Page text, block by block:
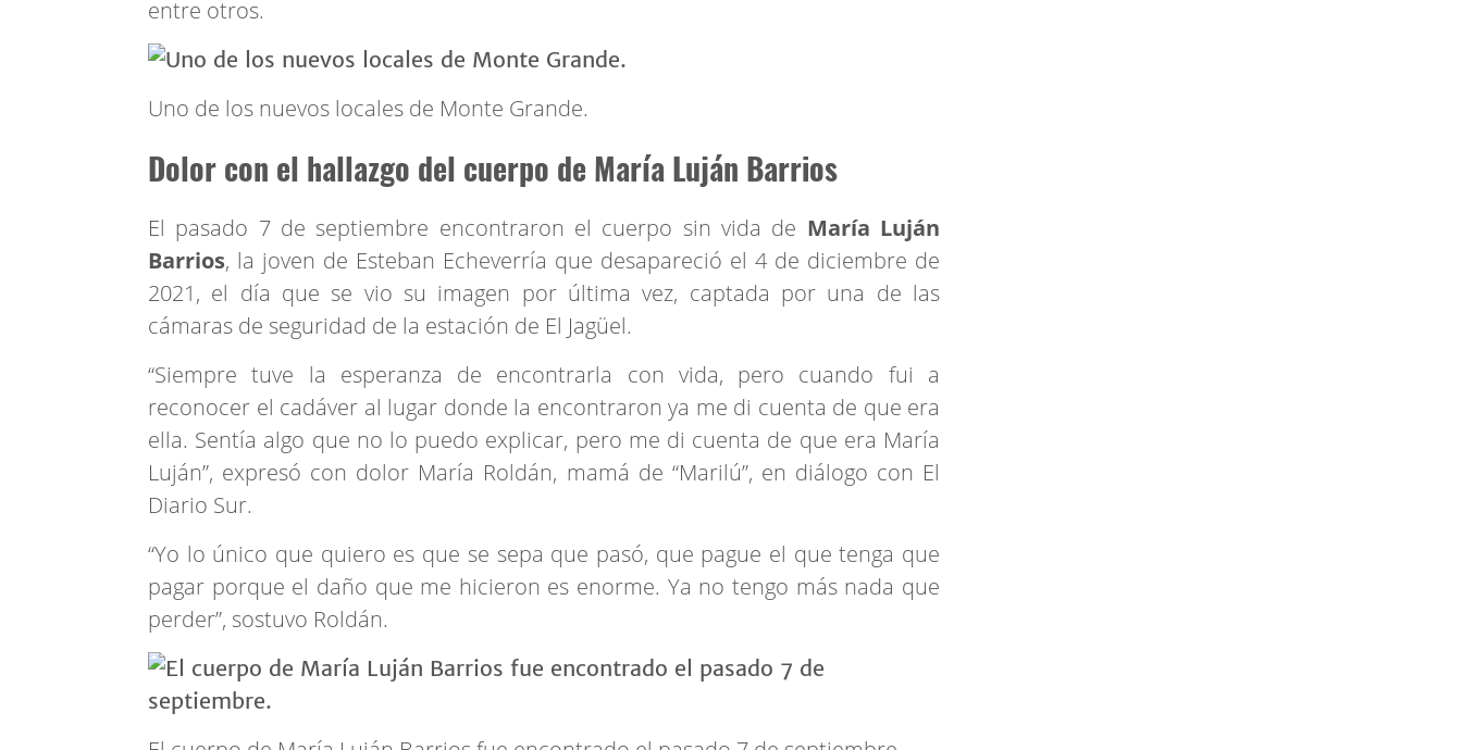
entre otros.
Uno de los nuevos locales de Monte Grande.
Dolor con el hallazgo del cuerpo de María Luján Barrios
El pasado 7 de septiembre encontraron el cuerpo sin vida de María Luján
Barrios, la joven de Esteban Echeverría que desapareció el 4 de diciembre de
2021, el día que se vio su imagen por última vez, captada por una de las
cámaras de seguridad de la estación de El Jagüel.
“Siempre tuve la esperanza de encontrarla con vida, pero cuando fui a
reconocer el cadáver al lugar donde la encontraron ya me di cuenta de que era
ella. Sentía algo que no lo puedo explicar, pero me di cuenta de que era María
Luján”, expresó con dolor María Roldán, mamá de “Marilú”, en diálogo con El
Diario Sur.
“Yo lo único que quiero es que se sepa que pasó, que pague el que tenga que
pagar porque el daño que me hicieron es enorme. Ya no tengo más nada que
perder”, sostuvo Roldán.